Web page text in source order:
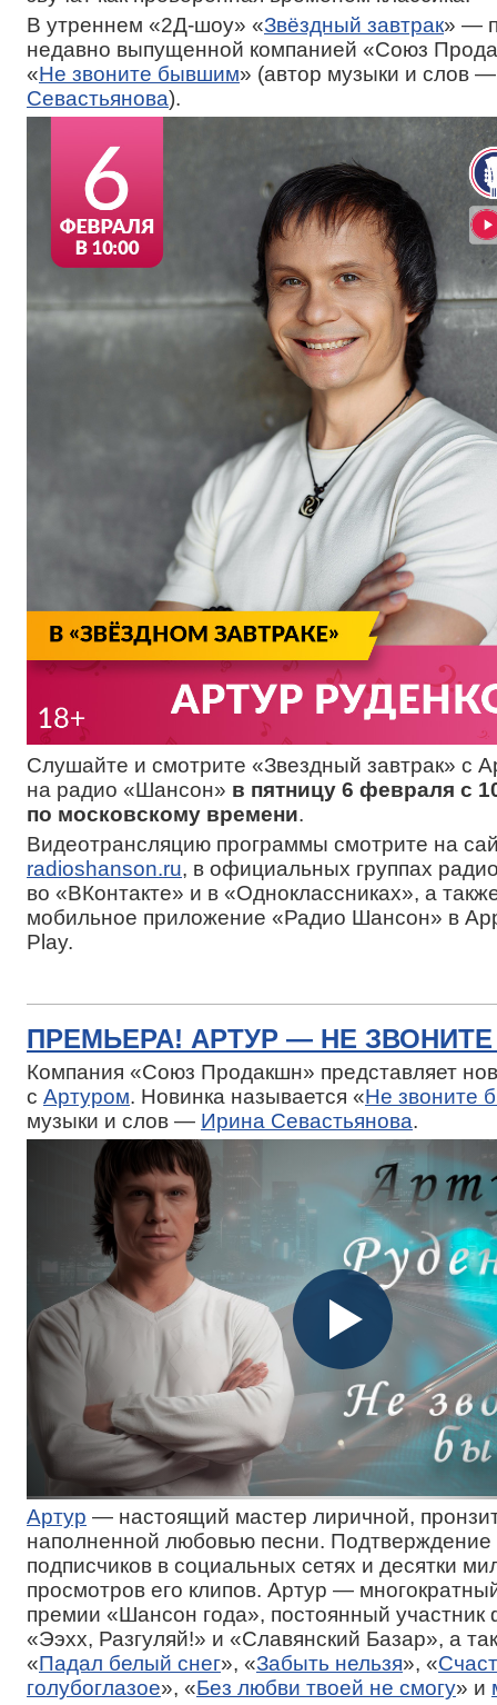
В утреннем «2Д-шоу» «Звёздный завтрак» —
недавно выпущенной компанией «Союз
«Не звоните бывшим» (автор музыки и слов
Севастьянова).
Слушайте и смотрите «Звездный завтрак» с
на радио «Шансон» в пятницу 6 февраля с
по московскому времени.
Видеотрансляцию программы смотрите на
radioshanson.ru, в официальных группах
во «ВКонтакте» и в «Одноклассниках», а
мобильное приложение «Радио Шансон» в
Play.
ПРЕМЬЕРА! АРТУР — НЕ
Компания «Союз Продакшн» представляет
с Артуром. Новинка называется «Не звоните
музыки и слов — Ирина Севастьянова.
Артур — настоящий мастер лиричной,
наполненной любовью песни.
подписчиков в социальных сетях и десятки
просмотров его клипов. Артур —
премии «Шансон года», постоянный участник
«Ээхх, Разгуляй!» и «Славянский Базар», а
«Падал белый снег», «Забыть нельзя», «
голубоглазое», «Без любви твоей не смогу» и